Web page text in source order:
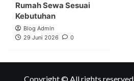
Rumah Sewa Sesuai
Kebutuhan
Blog Admin
29 Juni 2026
0
Copyright © All rights reserved.